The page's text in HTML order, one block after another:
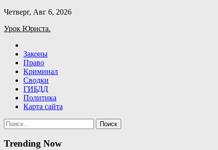
Skip
content
Четверг, Авг 6, 2026
Урок Юриста.
Законы
Право
Криминал
Сводки
ГИБДД
Политика
Карта сайта
Найти:
Trending Now